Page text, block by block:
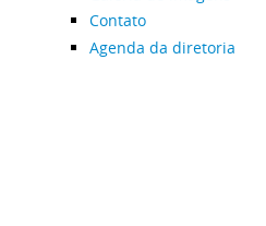
Contato
Agenda da diretoria